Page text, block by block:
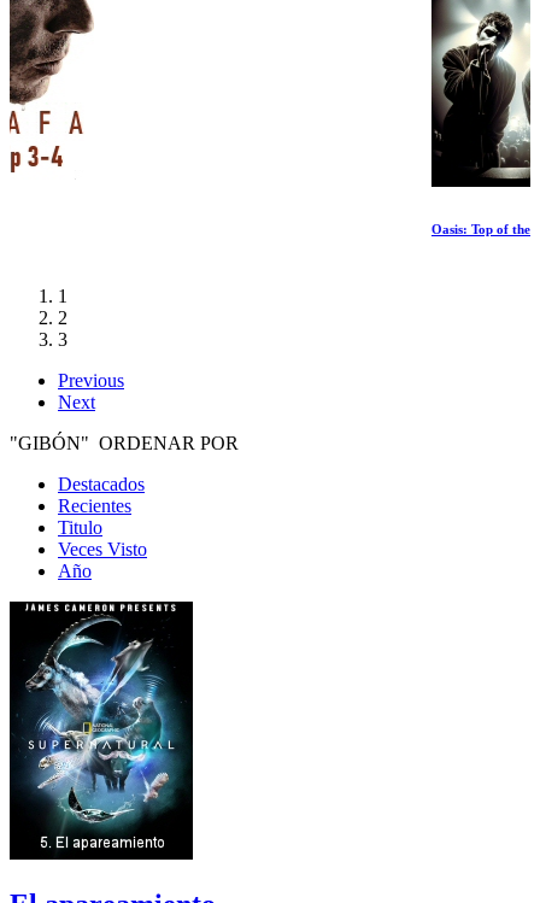
1
2
3
Previous
Next
"GIBÓN" ORDENAR POR
Destacados
Recientes
Titulo
Veces Visto
Año